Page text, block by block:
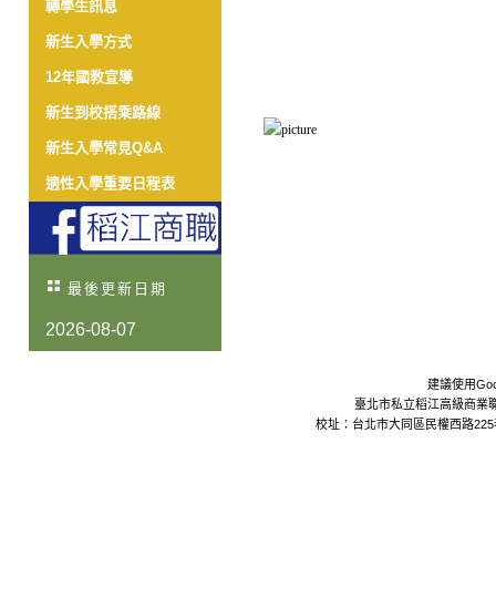
轉學生訊息
新生入學方式
12年國教宣導
新生到校搭乘路線
新生入學常見Q&A
適性入學重要日程表
最後更新日期
2026-08-07
建議使用
臺北市私立稻江高級商業
校址：台北市大同區民權西路